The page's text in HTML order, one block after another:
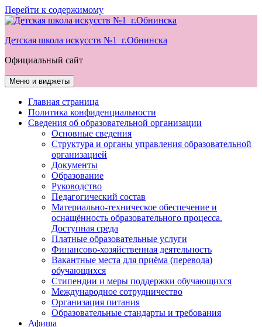
Перейти к содержимому
Детская школа искусств №1 г.Обнинска
Официальный сайт
Меню и виджеты
Главная страница
Политика конфиденциальности
Сведения об образовательной организации
Основные сведения
Структура и органы управления образовательной
организацией
Документы
Образование
Руководство
Педагогический состав
Материально-техническое обеспечение и
оснащённость образовательного процесса.
Доступная среда
Платные образовательные услуги
Финансово-хозяйственная деятельность
Вакантные места для приёма (перевода)
обучающихся
Стипендии и меры поддержки обучающихся
Международное сотрудничество
Организация питания
Образовательные стандарты и требования
Афиша